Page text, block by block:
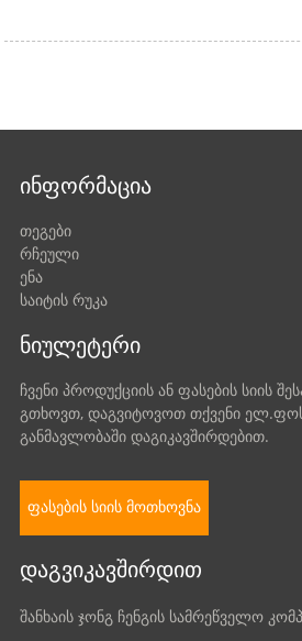
ᲘᲜᲤᲝᲠᲛᲐᲪᲘᲐ
თეგები
რჩეული
ენა
საიტის რუკა
ᲜᲘᲣᲚᲔᲢᲔᲠᲘ
ჩვენი პროდუქციის ან ფასების სიის
გთხოვთ, დაგვიტოვოთ თქვენი
განმავლობაში დაგიკავშირდებით.
ფასების სიის მოთხოვნა
ᲓᲐᲒᲕᲘᲙᲐᲕᲨᲘᲠᲓᲘᲗ
შანხაის ჯონგ ჩენგის სამრეწველო